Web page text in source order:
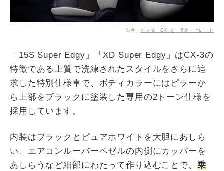
出典： マツダ「CX-３」価格・グレード
「15S Super Edgy」「XD Super Edgy」はCX-3の
特徴である上質で洗練されたスタイルをさらに追
求した特別仕様車で、ボディカラーにはピラーか
ら上部をブラックに塗装した専用の2トーン仕様を
採用しています。
内装はブラックとピュアホワイトを大胆にあしら
い、エアコンルーバーベゼルの内側にカッパーを
あしらうなど細部にわたって作り込むことで、 乗